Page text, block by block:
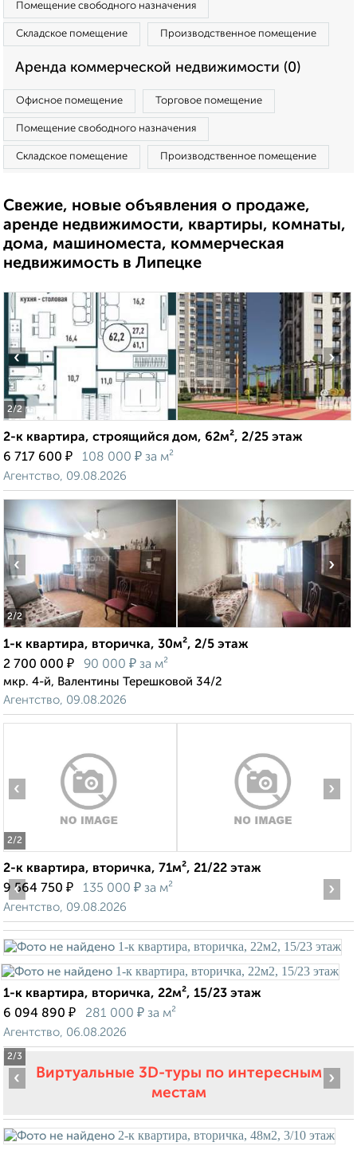
Помещение свободного назначения
Складское помещение Производственное помещение
Аренда коммерческой недвижимости (0)
Офисное помещение Торговое помещение
Помещение свободного назначения
Складское помещение Производственное помещение
Свежие, новые объявления о продаже,
аренде недвижимости, квартиры, комнаты,
дома, машиноместа, коммерческая
недвижимость в Липецке
2/2
‹ ›
2-к квартира, строящийся дом, 62м², 2/25 этаж
6 717 600 ₽ 108 000 ₽ за м²
Агентство, 09.08.2026
2/2
‹ ›
1-к квартира, вторичка, 30м², 2/5 этаж
2 700 000 ₽ 90 000 ₽ за м²
мкр. 4-й, Валентины Терешковой 34/2
Агентство, 09.08.2026
2/2
‹ ›
2-к квартира, вторичка, 71м², 21/22 этаж
9 564 750 ₽ 135 000 ₽ за м²
Агентство, 09.08.2026
2/3
‹ ›
1-к квартира, вторичка, 22м², 15/23 этаж
6 094 890 ₽ 281 000 ₽ за м²
Агентство, 06.08.2026
Виртуальные 3D-туры по интересным
местам
‹ ›